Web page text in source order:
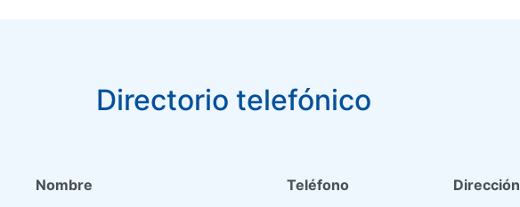
Directorio telefónico
Nombre Teléfono Dirección